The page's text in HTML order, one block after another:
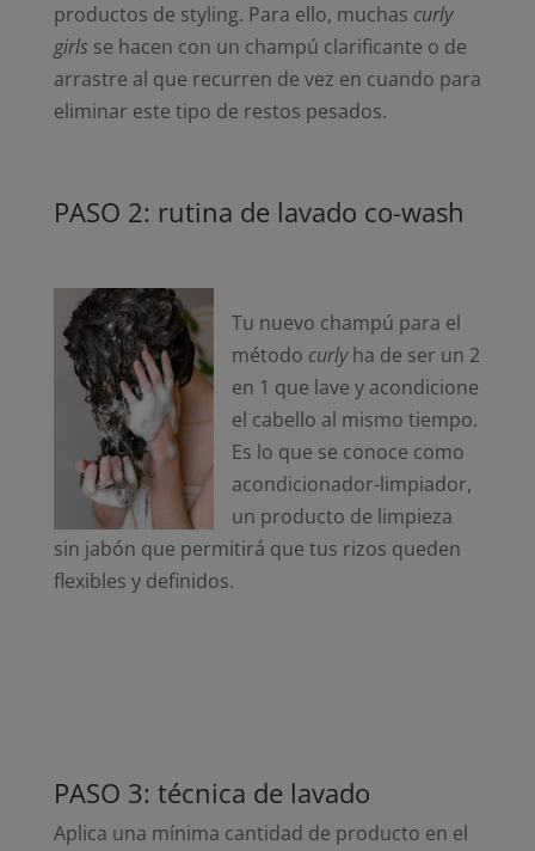
productos de styling. Para ello, muchas curly
girls se hacen con un champú clarificante o de
arrastre al que recurren de vez en cuando para
eliminar este tipo de restos pesados.
PASO 2: rutina de lavado co-wash
Tu nuevo champú para el
método curlyha de ser un 2
en 1 que lave y acondicione
el cabello al mismo tiempo.
Es lo que se conoce como
acondicionador-limpiador,
un producto de limpieza
sin jabón que permitirá que tus rizos queden
flexibles y definidos.
PASO 3: técnica de lavado
Aplica una mínima cantidad de producto en el